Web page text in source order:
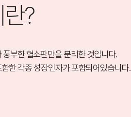
?
부한 혈소판만을 분리한 것입니다.
한 각종 성장인자가 포함되어있습니다.